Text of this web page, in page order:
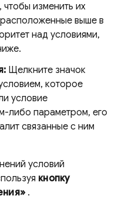
изменить их
выше в
над условиями,
Щелкните значок
которое
условие
либо параметром, его
связанные с ним
условий
кнопку
.